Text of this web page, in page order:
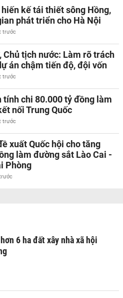
kế tái thiết sông Hồng,
phát triển cho Hà Nội
trước
Chủ tịch nước: Làm rõ trách
án chậm tiến độ, đội vốn
trước
tính chi 80.000 tỷ đồng làm
nối Trung Quốc
trước
xuất Quốc hội cho tăng
làm đường sắt Lào Cai -
Phòng
6 ha đất xây nhà xã hội